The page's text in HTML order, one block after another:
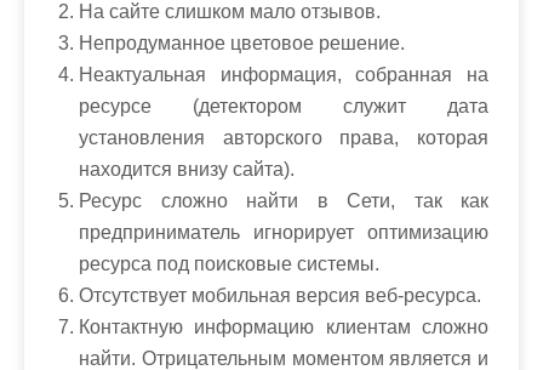
На сайте слишком мало отзывов.
Непродуманное цветовое решение.
Неактуальная информация, собранная на
ресурсе (детектором служит дата
установления авторского права, которая
находится внизу сайта).
Ресурс сложно найти в Сети, так как
предприниматель игнорирует оптимизацию
ресурса под поисковые системы.
Отсутствует мобильная версия веб-ресурса.
Контактную информацию клиентам сложно
найти. Отрицательным моментом является и